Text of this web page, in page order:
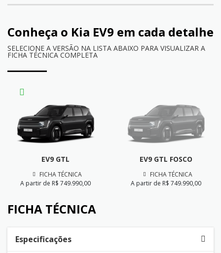
Conheça o Kia EV9 em cada detalhe
SELECIONE A VERSÃO NA LISTA ABAIXO PARA VISUALIZAR A
FICHA TÉCNICA COMPLETA
EV9 GTL
FICHA TÉCNICA
A partir de R$ 749.990,00
EV9 GTL FOSCO
FICHA TÉCNICA
A partir de R$ 749.990,00
FICHA TÉCNICA
Especificações